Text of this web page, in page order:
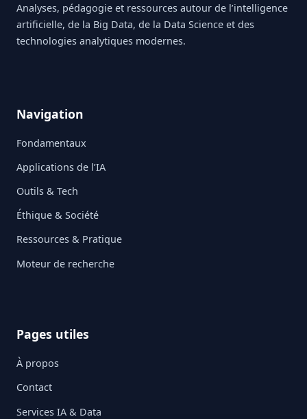
Analyses, pédagogie et ressources autour de l’intelligence
artificielle, de la Big Data, de la Data Science et des
technologies analytiques modernes.
Navigation
Fondamentaux
Applications de l’IA
Outils & Tech
Éthique & Société
Ressources & Pratique
Moteur de recherche
Pages utiles
À propos
Contact
Services IA & Data